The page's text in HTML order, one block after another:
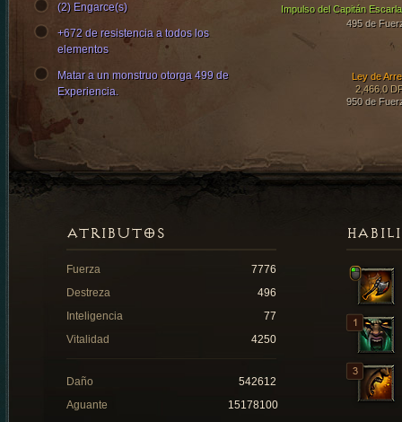
Impulso del Capitán
495 de
Ley de
2,466.0
950 de
(2) Engarce(s)
+672 de resistencia a todos los
elementos
Matar a un monstruo otorga 499 de
Experiencia.
ATRIBUTOS
Fuerza
7776
Destreza
496
Inteligencia
77
Vitalidad
4250
Daño
542612
Aguante
15178100